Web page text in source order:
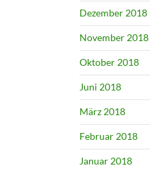
Dezember 2018
November 2018
Oktober 2018
Juni 2018
März 2018
Februar 2018
Januar 2018